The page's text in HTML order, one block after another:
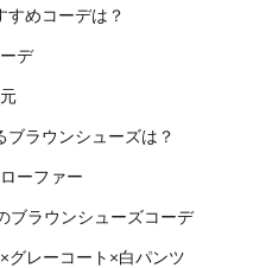
すめコーデは？
デ
ブラウンシューズは？
ーファー
ブラウンシューズコーデ
グレーコート×白パンツ